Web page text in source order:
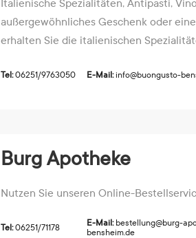
Italienische Spezialitäten, Antipasti,
außergewöhnliches Geschenk oder
erhalten Sie die italienischen
Tel:06251/9763050 E-Mail: info@buongusto-
Burg Apotheke
Nutzen Sie unseren Online-
Tel:06251/71178 E-Mail: bestellung@burg-
bensheim.de